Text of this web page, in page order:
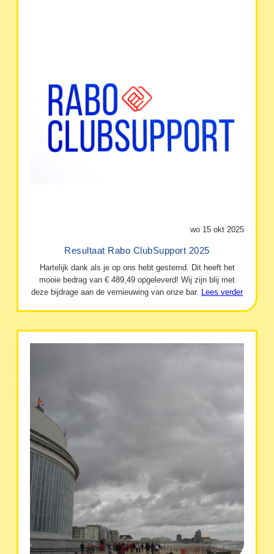
wo 15 okt 2025
Resultaat Rabo ClubSupport 2025
Hartelijk dank als je op ons hebt gestemd. Dit heeft het
mooie bedrag van € 489,49 opgeleverd! Wij zijn blij met
deze bijdrage aan de vernieuwing van onze bar. Lees verder